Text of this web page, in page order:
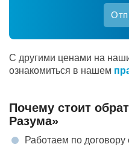
С другими ценами на
ознакомиться в нашем
Почему стоит
Разума»
Работаем по договору